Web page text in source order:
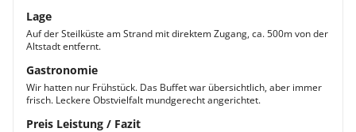
Lage
Auf der Steilküste am Strand mit direktem Zugang, ca. 500m von der
Altstadt entfernt.
Gastronomie
Wir hatten nur Frühstück. Das Buffet war übersichtlich, aber immer
frisch. Leckere Obstvielfalt mundgerecht angerichtet.
Preis Leistung / Fazit